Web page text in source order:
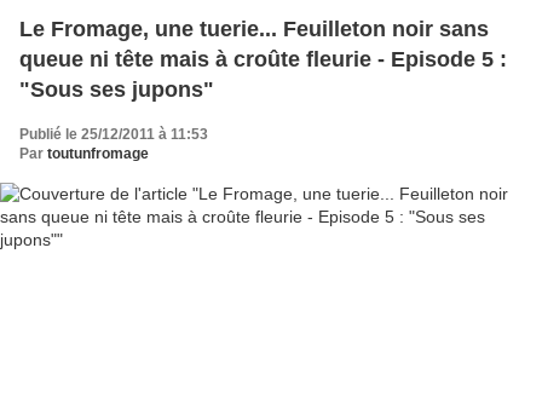
Le Fromage, une tuerie... Feuilleton noir sans
queue ni tête mais à croûte fleurie - Episode 5 :
"Sous ses jupons"
Publié le 25/12/2011 à 11:53
Par toutunfromage